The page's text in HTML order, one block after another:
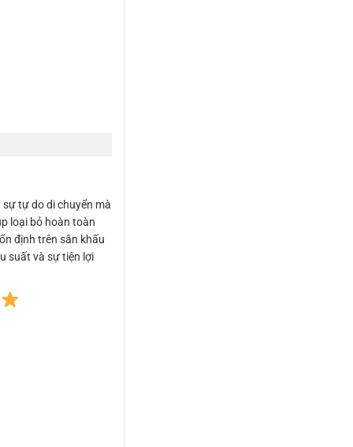
sự tự do di chuyển mà
loại bỏ hoàn toàn
định trên sân khấu
suất và sự tiện lợi